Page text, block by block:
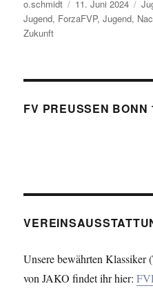
Autor
o.schmidt
Veröffentlicht
am
11. Juni 2024
Jugend, ForzaFVP,Jugend,
Zukunft
FV PREUSSEN BONN
Unsere bewährten Klassiker
von JAKO findet ihr hier: